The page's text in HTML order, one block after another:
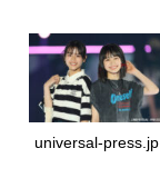
universal-press.jp